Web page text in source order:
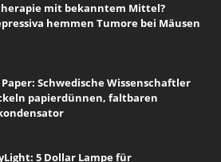
mit bekanntem Mittel?
hemmen Tumore bei Mäusen
Schwedische Wissenschaftler
papierdünnen, faltbaren
5 Dollar Lampe für